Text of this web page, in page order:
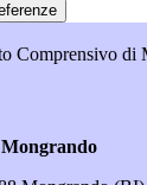
Comprensivo di